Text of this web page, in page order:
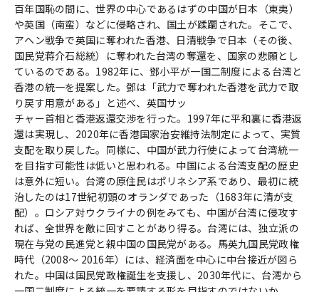
百年国恥の間に、世界の中心であるはずの中国が日本（東夷）
や英国（南蛮）などに侵略され、国土が蹂躙された。そこで、
アヘン戦争で英国に奪われた香港、日清戦争で日本（その後、
国民党蒋介石総統）に奪われた台湾の奪還を、国家の悲願とし
ているのである。1982年に、鄧小平が一国二制度による台湾と
香港の統一を提案した。鄧は「武力で奪われた香港を武力で取
り戻す用意がある」と述べ、英国サッ
チャー首相と香港返還交渉を行った。1997年に平和裏に香港返
還は実現し、2020年に香港国家治安維持法制定によって、実質
支配を取り戻した。同様に、中国が武力行使によって台湾統一
を目指す可能性は低いと思われる。中国による台湾支配の歴史
は意外に短い。台湾の原住民はポリネシア系であり、最初に統
治したのは17世紀初頭のオランダであった（1683年に清が支
配）。ロシア対ウクライナの例をみても、中国が台湾に侵攻す
れば、全世界を敵に回すことがあり得る。台湾には、独立派の
現在与党の民進党と親中国の国民党がある。馬英九国民党政権
時代（2008～ 2016年）には、経済面を中心に中台接近が図ら
れた。中国は国民党政権誕生を支援し、2030年代に、台湾から